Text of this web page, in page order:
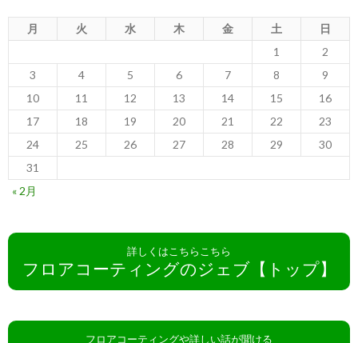
月 火 水 木 金 土
日
1
2
3
4 5 6 7 8
9
10
11 12 13 14 15
16
17
18 19 20 21 22
23
24
25 26 27 28 29
30
31
« 2月
詳しくはこちらこちら
フロアコーティングのジェブ【トップ】
フロアコーティングや詳しい話が聞ける